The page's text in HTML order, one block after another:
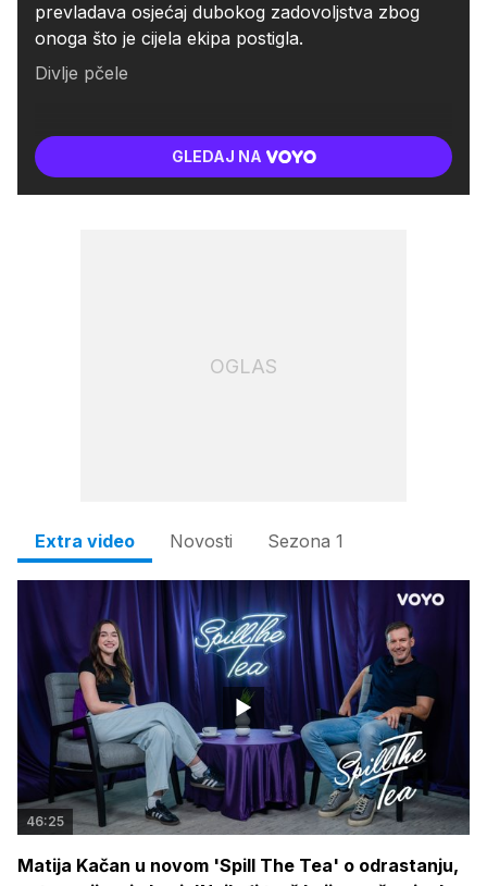
prevladava osjećaj dubokog zadovoljstva zbog
onoga što je cijela ekipa postigla.
Divlje pčele
GLEDAJ NA
OGLAS
Extra video Novosti Sezona 1
46:25
Matija Kačan u novom 'Spill The Tea' o odrastanju,